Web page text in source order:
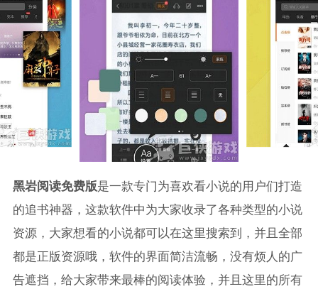
黑岩阅读免费版是一款专门为喜欢看小说的用户们打造
的追书神器，这款软件中为大家收录了各种类型的小说
资源，大家想看的小说都可以在这里搜索到，并且全部
都是正版资源哦，软件的界面简洁流畅，没有烦人的广
告遮挡，给大家带来最棒的阅读体验，并且这里的所有